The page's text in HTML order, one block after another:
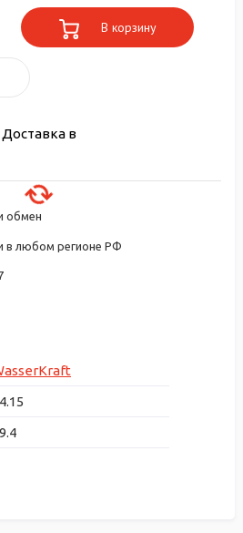
В корзину
Доставка в
обмен
в любом регионе РФ